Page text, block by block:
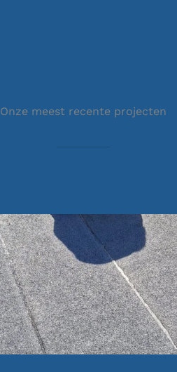
Onze meest recente projecten